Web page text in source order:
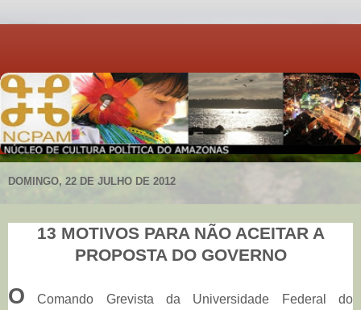
DOMINGO, 22 DE JULHO DE 2012
13 MOTIVOS PARA NÃO ACEITAR A
PROPOSTA DO GOVERNO
O Comando Grevista da Universidade Federal do